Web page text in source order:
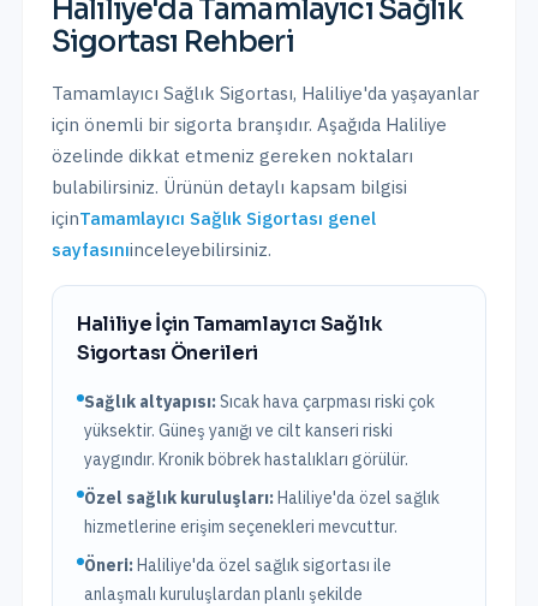
Haliliye'da Tamamlayıcı Sağlık
Sigortası Rehberi
Tamamlayıcı Sağlık Sigortası, Haliliye'da yaşayanlar
için önemli bir sigorta branşıdır. Aşağıda Haliliye
özelinde dikkat etmeniz gereken noktaları
bulabilirsiniz. Ürünün detaylı kapsam bilgisi
içinTamamlayıcı Sağlık Sigortası genel
sayfasınıinceleyebilirsiniz.
HaliliyeİçinTamamlayıcı Sağlık
Sigortası Önerileri
Sağlık altyapısı:Sıcak hava çarpması riski çok
yüksektir. Güneş yanığı ve cilt kanseri riski
yaygındır. Kronik böbrek hastalıkları görülür.
Özel sağlık kuruluşları:Haliliye'daözel sağlık
hizmetlerine erişim seçenekleri mevcuttur.
Öneri:Haliliye'da özel sağlık sigortası ile
anlaşmalı kuruluşlardan planlı şekilde